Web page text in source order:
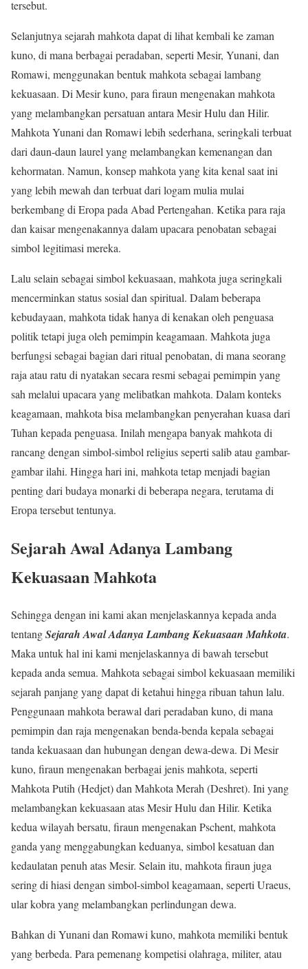
tersebut.
Selanjutnya sejarah mahkota dapat di lihat kembali ke zaman
kuno, di mana berbagai peradaban, seperti Mesir, Yunani, dan
Romawi, menggunakan bentuk mahkota sebagai lambang
kekuasaan. Di Mesir kuno, para firaun mengenakan mahkota
yang melambangkan persatuan antara Mesir Hulu dan Hilir.
Mahkota Yunani dan Romawi lebih sederhana, seringkali terbuat
dari daun-daun laurel yang melambangkan kemenangan dan
kehormatan. Namun, konsep mahkota yang kita kenal saat ini
yang lebih mewah dan terbuat dari logam mulia mulai
berkembang di Eropa pada Abad Pertengahan. Ketika para raja
dan kaisar mengenakannya dalam upacara penobatan sebagai
simbol legitimasi mereka.
Lalu selain sebagai simbol kekuasaan, mahkota juga seringkali
mencerminkan status sosial dan spiritual. Dalam beberapa
kebudayaan, mahkota tidak hanya di kenakan oleh penguasa
politik tetapi juga oleh pemimpin keagamaan. Mahkota juga
berfungsi sebagai bagian dari ritual penobatan, di mana seorang
raja atau ratu di nyatakan secara resmi sebagai pemimpin yang
sah melalui upacara yang melibatkan mahkota. Dalam konteks
keagamaan, mahkota bisa melambangkan penyerahan kuasa dari
Tuhan kepada penguasa. Inilah mengapa banyak mahkota di
rancang dengan simbol-simbol religius seperti salib atau gambar-
gambar ilahi. Hingga hari ini, mahkota tetap menjadi bagian
penting dari budaya monarki di beberapa negara, terutama di
Eropa tersebut tentunya.
Sejarah Awal Adanya Lambang
Kekuasaan Mahkota
Sehingga dengan ini kami akan menjelaskannya kepada anda
tentangSejarah Awal Adanya Lambang Kekuasaan Mahkota.
Maka untuk hal ini kami menjelaskannya di bawah tersebut
kepada anda semua. Mahkota sebagai simbol kekuasaan memiliki
sejarah panjang yang dapat di ketahui hingga ribuan tahun lalu.
Penggunaan mahkota berawal dari peradaban kuno, di mana
pemimpin dan raja mengenakan benda-benda kepala sebagai
tanda kekuasaan dan hubungan dengan dewa-dewa. Di Mesir
kuno, firaun mengenakan berbagai jenis mahkota, seperti
Mahkota Putih (Hedjet) dan Mahkota Merah (Deshret). Ini yang
melambangkan kekuasaan atas Mesir Hulu dan Hilir. Ketika
kedua wilayah bersatu, firaun mengenakan Pschent, mahkota
ganda yang menggabungkan keduanya, simbol kesatuan dan
kedaulatan penuh atas Mesir. Selain itu, mahkota firaun juga
sering di hiasi dengan simbol-simbol keagamaan, seperti Uraeus,
ular kobra yang melambangkan perlindungan dewa.
Bahkan di Yunani dan Romawi kuno, mahkota memiliki bentuk
yang berbeda. Para pemenang kompetisi olahraga, militer, atau